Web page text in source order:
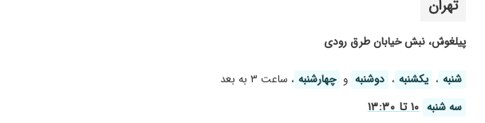
تهران
پیلغوش، نبش خیابان طرق رودی
شنبه ، یکشنبه ، دوشنبه و چهارشنبه ، ساعت ۳ به بعد
سه شنبه ۱۰ تا ۱۳:۳۰